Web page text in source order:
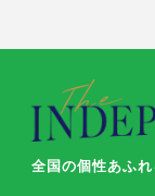
全国の個性あふ